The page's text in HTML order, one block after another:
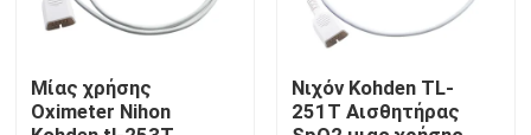
Μίας χρήσης
Oximeter Nihon
Νιχόν Kohden TL-
251T Αισθητήρας